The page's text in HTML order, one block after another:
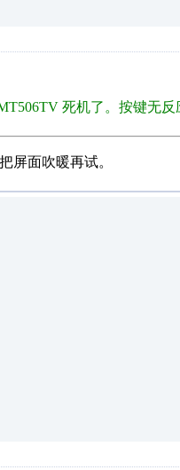
死机了。按键无
屏面吹暖再试。